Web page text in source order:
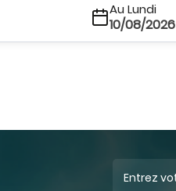
Au Lundi
10/08/2026